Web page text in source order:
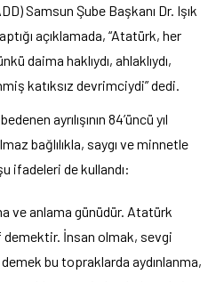
Samsun Şube Başkanı Dr. Işık
açıklamada, “Atatürk, her
daima haklıydı, ahlaklıydı,
katıksız devrimciydi” dedi.
ayrılışının 84’üncü yıl
bağlılıkla, saygı ve minnetle
ifadeleri de kullandı:
ve anlama günüdür. Atatürk
İnsan olmak, sevgi
bu topraklarda aydınlanma,